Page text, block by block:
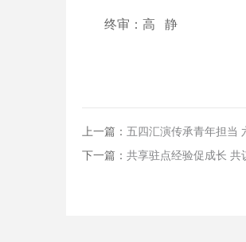
终审：高 静
上一篇： 五四汇演传承青年担当
下一篇： 共享驻点经验促成长